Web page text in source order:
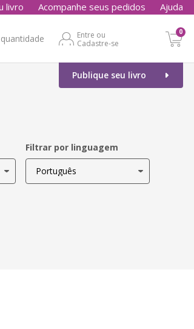
livro Acompanhe seus pedidos Ajuda
Entre ou
Cadastre-se
0
Publique seu livro
Filtrar por linguagem